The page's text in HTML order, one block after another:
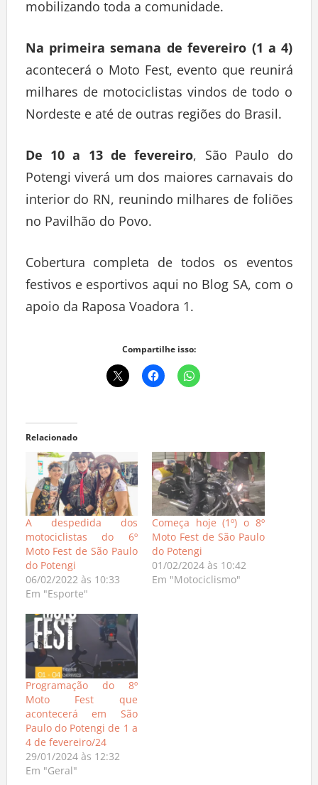
mobilizando toda a comunidade.
Na primeira semana de fevereiro (1 a 4)
acontecerá o Moto Fest, evento que reunirá
milhares de motociclistas vindos de todo o
Nordeste e até de outras regiões do Brasil.
De 10 a 13 de fevereiro, São Paulo do
Potengi viverá um dos maiores carnavais do
interior do RN, reunindo milhares de foliões
no Pavilhão do Povo.
Cobertura completa de todos os eventos
festivos e esportivos aqui no Blog SA, com o
apoio da Raposa Voadora 1.
Compartilhe isso:
Relacionado
A despedida dos
motociclistas do 6º
Moto Fest de São Paulo
do Potengi
06/02/2022 às 10:33
Em "Esporte"
Começa hoje (1º) o 8º
Moto Fest de São Paulo
do Potengi
01/02/2024 às 10:42
Em "Motociclismo"
Programação do 8º
Moto Fest que
acontecerá em São
Paulo do Potengi de 1 a
4 de fevereiro/24
29/01/2024 às 12:32
Em "Geral"